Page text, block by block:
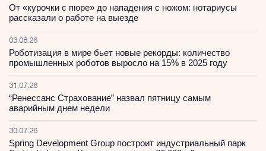
От «курочки с пюре» до нападения с ножом: нотариусы
рассказали о работе на выезде
03.08.26
Роботизация в мире бьет новые рекорды: количество
промышленных роботов выросло на 15% в 2025 году
31.07.26
“Ренессанс Страхование” назвал пятницу самым
аварийным днем недели
30.07.26
Spring Development Group построит индустриальный парк